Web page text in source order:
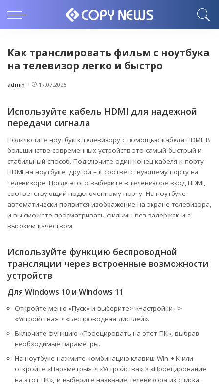
Как транслировать фильм с ноутбука
на телевизор легко и быстро
Posted
admin 17.07.2025
Используйте кабель HDMI для надежной
передачи сигнала
Подключите ноутбук к телевизору с помощью кабеля HDMI. В
большинстве современных устройств это самый быстрый и
стабильный способ. Подключите один конец кабеля к порту
HDMI на ноутбуке, другой – к соответствующему порту на
телевизоре. После этого выберите в телевизоре вход HDMI,
соответствующий подключенному порту. На ноутбуке
автоматически появится изображение на экране телевизора,
и вы сможете просматривать фильмы без задержек и с
высоким качеством.
Используйте функцию беспроводной
трансляции через встроенные возможности
устройств
Для Windows 10 и Windows 11
Откройте меню «Пуск» и выберите> «Настройки» >
«Устройства» > «Беспроводная дисплей».
Включите функцию «Проецировать на этот ПК», выбрав
необходимые параметры.
На ноутбуке нажмите комбинацию клавиш Win + K или
откройте «Параметры» > «Устройства» > «Проецирование
на этот ПК», и выберите название телевизора из списка.